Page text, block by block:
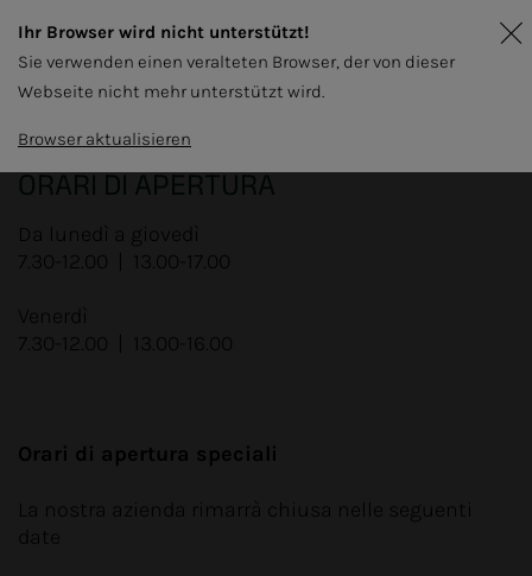
ORARI DI APERTURA
Da lunedì a giovedì
7.30-12.00 | 13.00-17.00
Venerdì
7.30-12.00 | 13.00-16.00
Orari di apertura speciali
La nostra azienda rimarrà chiusa nelle seguenti
date
Ihr Browser wird nicht unterstützt!
Sie verwenden einen veralteten Browser, der von dieser
Webseite nicht mehr unterstützt wird.
Browser aktualisieren